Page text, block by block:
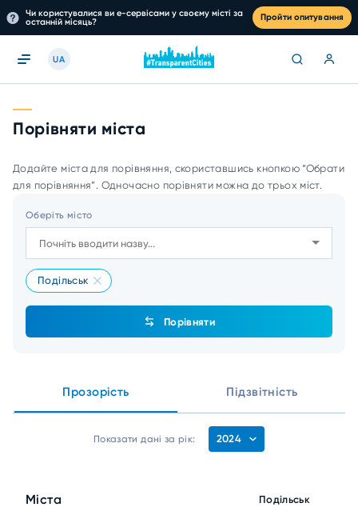
Чи користувалися ви е-сервісами у своєму місті за
останній місяць?
Пройти опитування
UA
Порівняти міста
Додайте міста для порівняння, скориставшись кнопкою “Обрати
для порівняння”. Одночасно порівняти можна до трьох міст.
Оберіть місто
Подільськ
Порівняти
Прозорість Підзвітність
Показати дані за рік: 2024
Міста Подільськ